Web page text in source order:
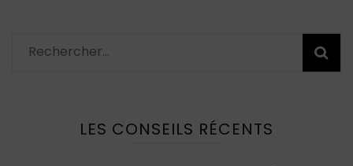
Rechercher :
LES CONSEILS RÉCENTS